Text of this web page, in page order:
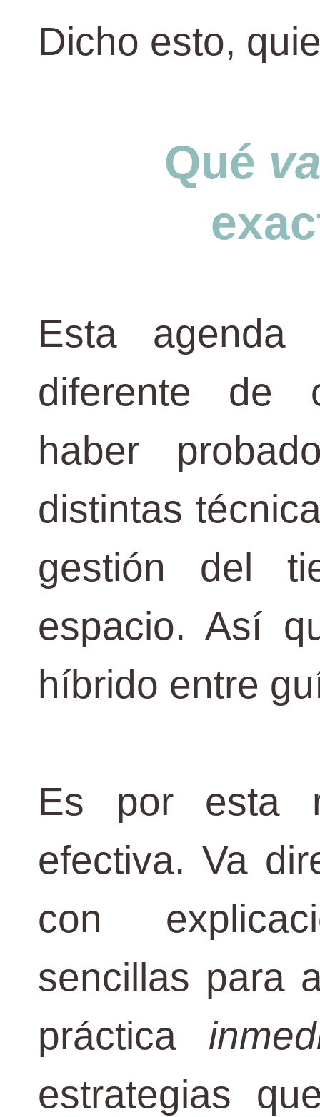
Dicho esto,
Qué
Esta agenda
diferente de
haber
distintas
gestión del
espacio. Así
híbrido entre
Es por esta
efectiva. Va
con
sencillas para
práctica
estrategias